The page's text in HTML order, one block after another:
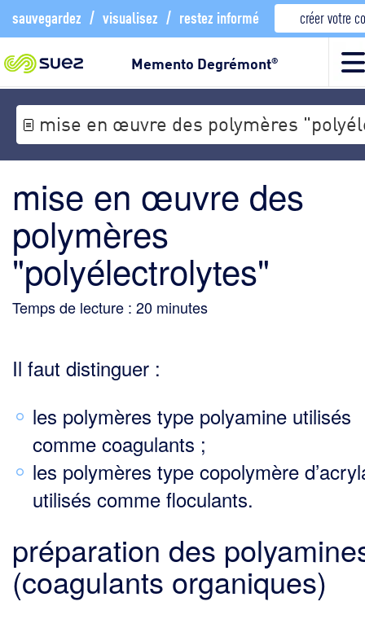
sauvegardez / visualisez / restez informé créer votre
Memento Degrémont®
mise en œuvre des polymères
mise en œuvre des
polymères
"polyélectrolytes"
Temps de lecture : 20 minutes
Il faut distinguer :
les polymères type polyamine utilisés
comme coagulants ;
les polymères type copolymère
utilisés comme floculants.
préparation des
(coagulants organiques)